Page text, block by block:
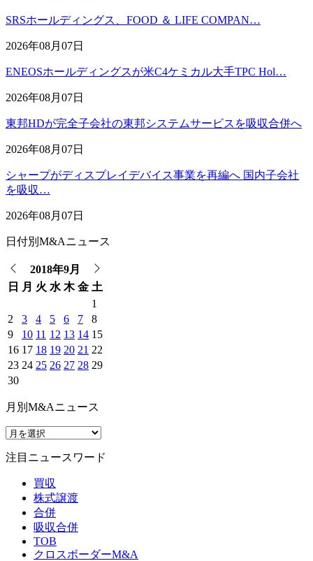
SRSホールディングス、FOOD ＆ LIFE COMPAN…
2026年08月07日
ENEOSホールディングスが米C4ケミカル大手TPC Hol…
2026年08月07日
東邦HDが完全子会社の東邦システムサービスを吸収合併へ
2026年08月07日
シャープがディスプレイデバイス事業を再編へ 国内子会社
を吸収…
2026年08月07日
日付別M&Aニュース
2018年9月
日
月 火 水 木 金 土
1
2
3 4 5 6 7
8
9
10 11 12 13 14 15
16 17 18 19 20 21 22
23 24 25 26 27 28 29
30
月別M&Aニュース
注目ニュースワード
買収
株式譲渡
合併
吸収合併
TOB
クロスボーダーM&A